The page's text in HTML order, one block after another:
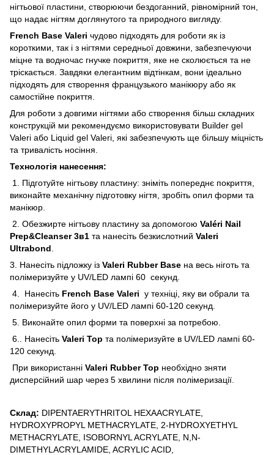
нігтьової пластини, створюючи бездоганний, рівномірний тон,
що надає нігтям доглянутого та природного вигляду.
French Base Valeri чудово підходять для роботи як із
короткими, так і з нігтями середньої довжини, забезпечуючи
міцне та водночас гнучке покриття, яке не сколюється та не
тріскається. Завдяки елегантним відтінкам, вони ідеально
підходять для створення французького манікюру або як
самостійне покриття.
Для роботи з довгими нігтями або створення більш складних
конструкцій ми рекомендуємо використовувати Builder gel
Valeri або Liquid gel Valeri, які забезпечують ще більшу міцність
та тривалість носіння.
Технологія нанесення:
1. Підготуйте нігтьову пластину: зніміть попереднє покриття,
виконайте механічну підготовку нігтя, зробіть опил форми та
манікюр.
2. Обезжирте нігтьову пластину за допомогою Valéri Nail
Prep&Cleanser 3в1 та нанесіть безкислотний Valeri
Ultrabond
3. Нанесіть підложку із Valeri Rubber Base на весь ніготь та
полімеризуйте у UV/LED лампі 60 секунд.
4. Нанесіть French Base Valeri у техніці, яку ви обрали та
полімеризуйте його у UV/LED лампі 60-120 секунд.
5. Виконайте опил форми та поверхні за потребою.
6.. Нанесіть Valeri Top та полімеризуйте в UV/LED лампі 60-
120 секунд.
При використанні Valeri Rubber Top необхідно зняти
дисперсійний шар через 5 хвилини після полімеризації.
Склад: DIPENTAERYTHRITOL HEXAACRYLATE,
HYDROXYPROPYL METHACRYLATE, 2-HYDROXYETHYL
METHACRYLATE, ISOBORNYL ACRYLATE, N,N-
DIMETHYLACRYLAMIDE, ACRYLIC ACID,